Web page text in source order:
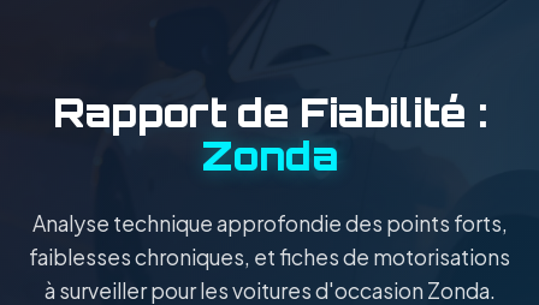
Rapport de Fiabilité :
Zonda
Analyse technique approfondie des points forts,
faiblesses chroniques, et fiches de motorisations
à surveiller pour les voitures d'occasion Zonda.